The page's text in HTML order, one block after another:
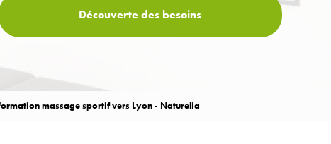
Découverte des besoins
massage sportif vers Lyon - Naturelia